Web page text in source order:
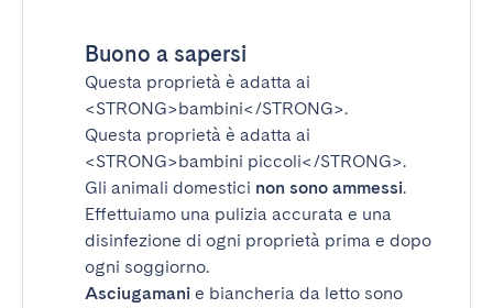
Buono a sapersi
Questa proprietà è adatta ai
<STRONG>bambini</STRONG>.
Questa proprietà è adatta ai
<STRONG>bambini piccoli</STRONG>.
Gli animali domestici non sono ammessi.
Effettuiamo una pulizia accurata e una
disinfezione di ogni proprietà prima e dopo
ogni soggiorno.
Asciugamani e biancheria da letto sono